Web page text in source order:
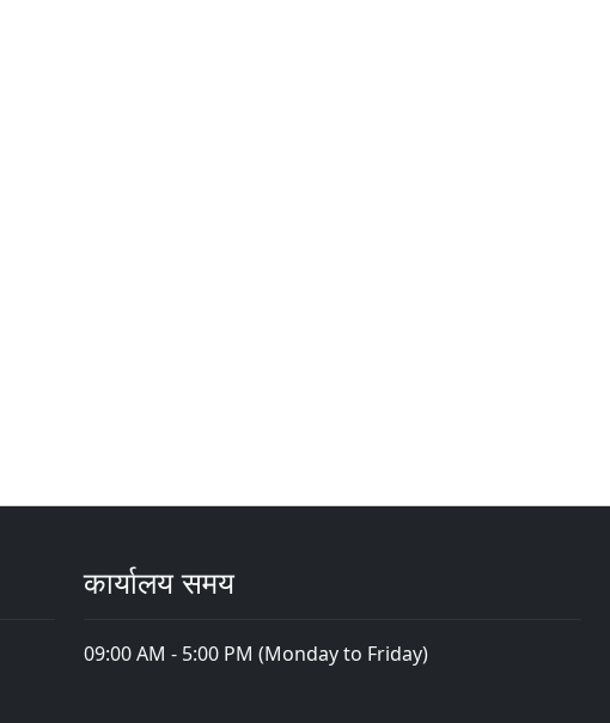
कार्यालय समय
09:00 AM - 5:00 PM (Monday to Friday)